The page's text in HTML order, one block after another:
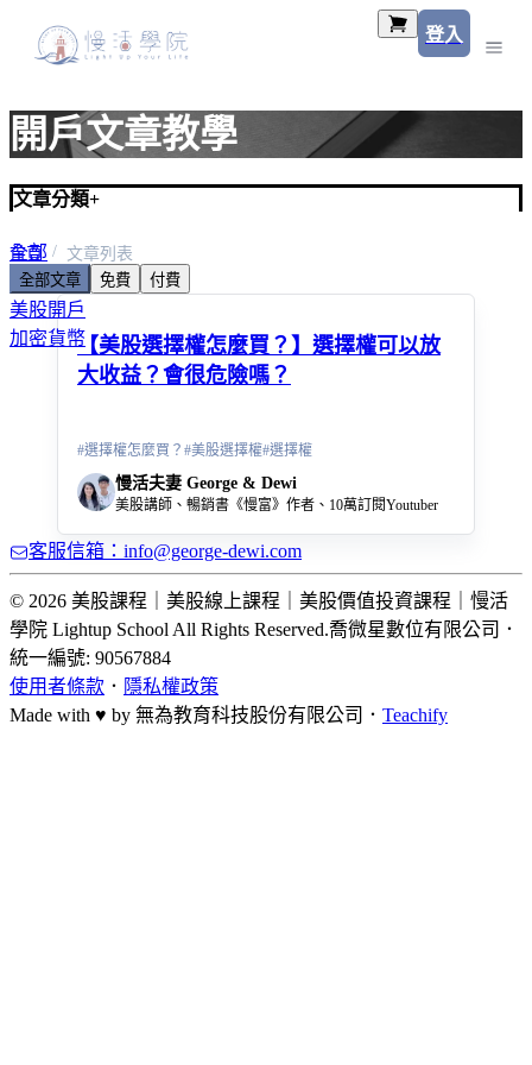
登入
開戶文章教學
文章分類+
全部
美股入門
美股開戶
加密貨幣
首頁
文章列表
全部文章
免費 付費
【美股選擇權怎麼買？】選擇權可以放
大收益？會很危險嗎？
#選擇權怎麼買？ #美股選擇權#選擇權
慢活夫妻 George & Dewi
美股講師、暢銷書《慢富》作者、10萬訂閱Youtuber
客服信箱：info@george-dewi.com
© 2026 美股課程｜美股線上課程｜美股價值投資課程｜慢活
學院 Lightup School All Rights Reserved.喬微星數位有限公司 ．
統一編號: 90567884
使用者條款 ． 隱私權政策
Made with ♥ by 無為教育科技股份有限公司． Teachify